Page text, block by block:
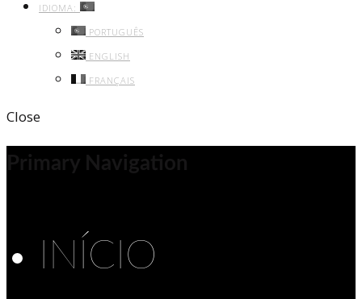
IDIOMA:
PORTUGUÊS
ENGLISH
FRANÇAIS
Close
INÍCIO